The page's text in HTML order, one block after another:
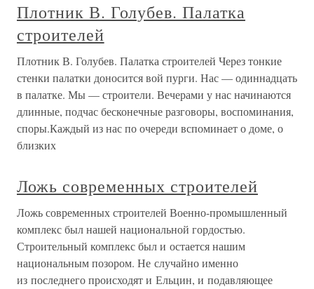
Плотник В. Голубев. Палатка
строителей
Плотник В. Голубев. Палатка строителей Через тонкие
стенки палатки доносится вой пурги. Нас — одиннадцать
в палатке. Мы — строители. Вечерами у нас начинаются
длинные, подчас бесконечные разговоры, воспоминания,
споры.Каждый из нас по очереди вспоминает о доме, о
близких
Ложь современных строителей
Ложь современных строителей Военно-промышленный
комплекс был нашей национальной гордостью.
Строительный комплекс был и остается нашим
национальным позором. Не случайно именно
из последнего происходят и Ельцин, и подавляющее